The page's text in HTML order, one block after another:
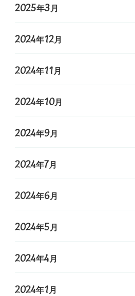
2025年3月
2024年12月
2024年11月
2024年10月
2024年9月
2024年7月
2024年6月
2024年5月
2024年4月
2024年1月